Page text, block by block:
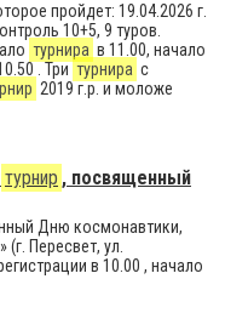
пройдет: 19.04.2026 г.
10+5, 9 туров.
турнира в 11.00, начало
. Три турнира с
2019 г.р. и моложе
турнир , посвященный
Дню космонавтики,
Пересвет, ул.
в 10.00 , начало